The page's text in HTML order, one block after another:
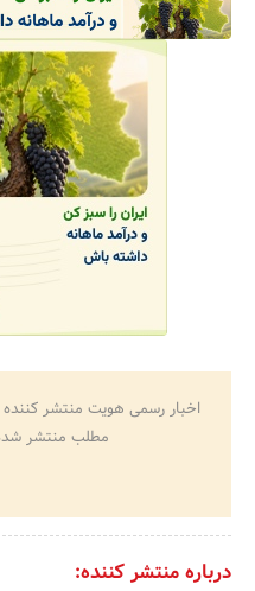
اخبار رسمی هویت منتشر
مطلب منتشر
درباره منتشر کننده: